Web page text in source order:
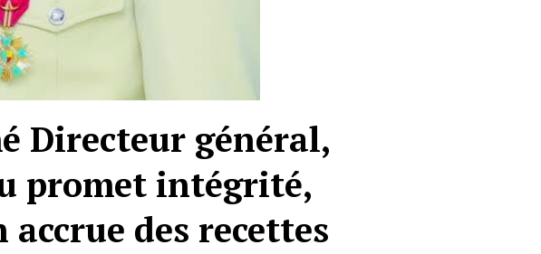
Directeur général,
promet intégrité,
des recettes